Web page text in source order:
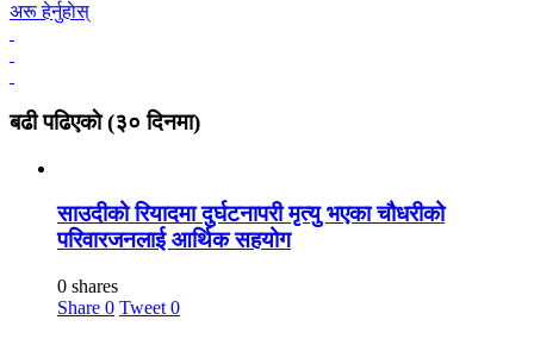
अरू हेर्नुहाेस्
बढी पढिएकाे (३० दिनमा)
साउदीको रियादमा दुर्घटनापरी मृत्यु भएका चौधरीको
परिवारजनलाई आर्थिक सहयोग
0 shares
Share 0 Tweet 0